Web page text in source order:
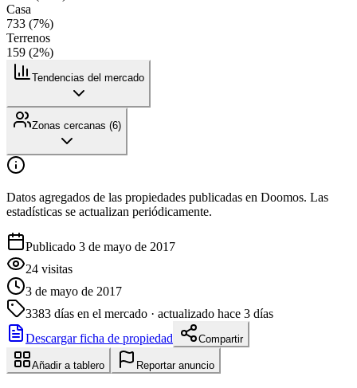
Casa
733 (7%)
Terrenos
159 (2%)
Tendencias del mercado
Zonas cercanas (6)
Datos agregados de las propiedades publicadas en Doomos. Las
estadísticas se actualizan periódicamente.
Publicado 3 de mayo de 2017
24 visitas
3 de mayo de 2017
3383 días en el mercado · actualizado hace 3 días
Descargar ficha de propiedad
Compartir
Añadir a tablero Reportar anuncio